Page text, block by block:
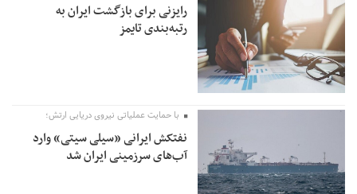
رایزنی برای بازگشت ایران به
رتبه‌بندی تایمز
با حمایت عملیاتی نیروی دریایی ارتش؛
نفتکش ایرانی «سیلی سیتی» وارد
آب‌های سرزمینی ایران شد